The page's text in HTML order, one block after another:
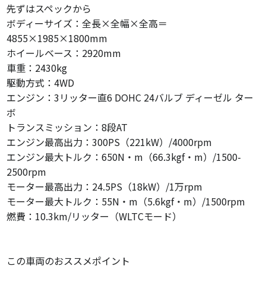
先ずはスペックから
ボディーサイズ：全長×全幅×全高＝
4855×1985×1800mm
ホイールベース：2920mm
車重：2430kg
駆動方式：4WD
エンジン：3リッター直6 DOHC 24バルブ ディーゼル ター
ボ
トランスミッション：8段AT
エンジン最高出力：300PS（221kW）/4000rpm
エンジン最大トルク：650N・m（66.3kgf・m）/1500-
2500rpm
モーター最高出力：24.5PS（18kW）/1万rpm
モーター最大トルク：55N・m（5.6kgf・m）/1500rpm
燃費：10.3km/リッター（WLTCモード）
この車両のおススメポイント